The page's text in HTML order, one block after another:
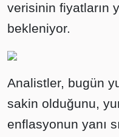
verisinin fiyatların
bekleniyor.
Analistler, bugün
sakin olduğunu,
enflasyonun yanı